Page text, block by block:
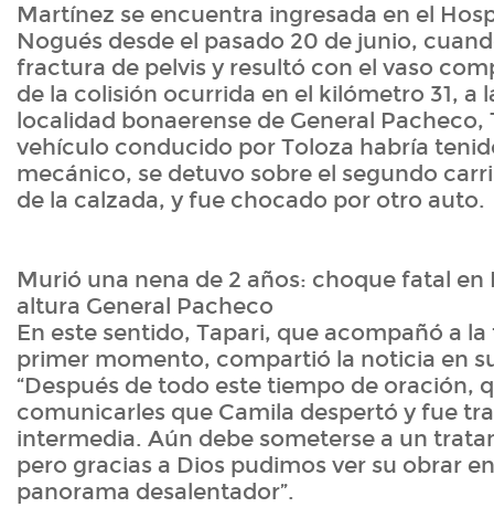
Martínez se encuentra ingresada en el
Nogués desde el pasado 20 de junio,
fractura de pelvis y resultó con el vaso
de la colisión ocurrida en el kilómetro 31, a
localidad bonaerense de General Pacheco,
vehículo conducido por Toloza habría
mecánico, se detuvo sobre el segundo
de la calzada, y fue chocado por otro auto.
Murió una nena de 2 años: choque fatal en
altura General Pacheco
En este sentido, Tapari, que acompañó a
primer momento, compartió la noticia en
“Después de todo este tiempo de oración,
comunicarles que Camila despertó y fue
intermedia. Aún debe someterse a un
pero gracias a Dios pudimos ver su obrar
panorama desalentador”.